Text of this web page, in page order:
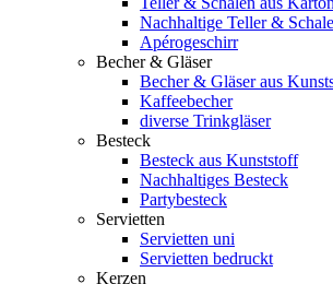
Nachhaltige Teller &
Apérogeschirr
Becher & Gläser
Becher & Gläser aus
Kaffeebecher
diverse Trinkgläser
Besteck
Besteck aus Kunststoff
Nachhaltiges Besteck
Partybesteck
Servietten
Servietten uni
Servietten bedruckt
Kerzen